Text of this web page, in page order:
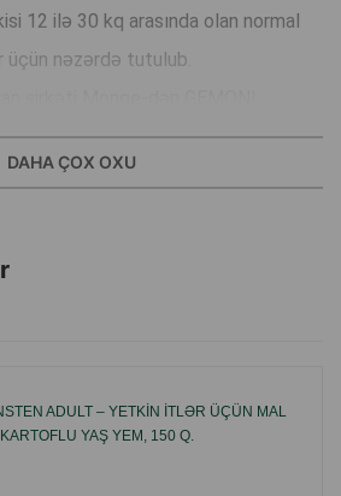
12 ilə 30 kq arasında olan normal
nəzərdə tutulub.
formula özü olmayan
ləzzətlər və konservantlar
DAHA ÇOX OXU
ADULT – YETKIN ITLƏR ÜÇÜN MAL
YAŞ YEM, 150 Q.